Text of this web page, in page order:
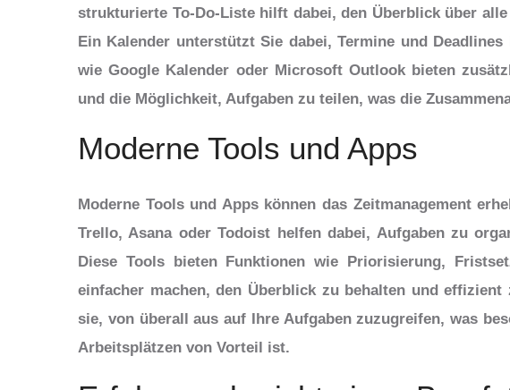
strukturierte To-Do-Liste hilft dabei, den Überblick über
Ein Kalender unterstützt Sie dabei, Termine und
wie Google Kalender oder Microsoft Outlook bieten
und die Möglichkeit, Aufgaben zu teilen, was die
Moderne Tools und Apps
Moderne Tools und Apps können das Zeitmanagement
Trello, Asana oder Todoist helfen dabei, Aufgaben zu
Diese Tools bieten Funktionen wie Priorisierung,
einfacher machen, den Überblick zu behalten und
sie, von überall aus auf Ihre Aufgaben zuzugreifen, was
Arbeitsplätzen von Vorteil ist.